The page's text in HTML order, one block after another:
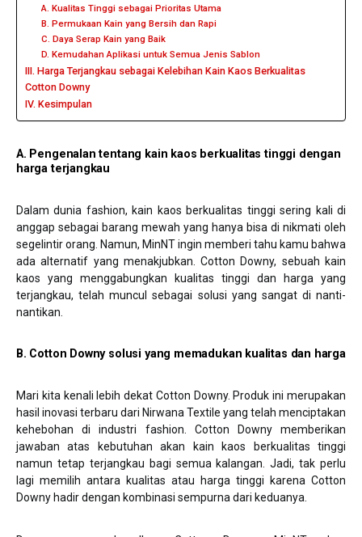
A. Kualitas Tinggi sebagai Prioritas Utama
B. Permukaan Kain yang Bersih dan Rapi
C. Daya Serap Kain yang Baik
D. Kemudahan Aplikasi untuk Semua Jenis Sablon
III. Harga Terjangkau sebagai Kelebihan Kain Kaos Berkualitas
Cotton Downy
IV. Kesimpulan
A. Pengenalan tentang kain kaos berkualitas tinggi dengan
harga terjangkau
Dalam dunia fashion, kain kaos berkualitas tinggi sering kali di
anggap sebagai barang mewah yang hanya bisa di nikmati oleh
segelintir orang. Namun, MinNT ingin memberi tahu kamu bahwa
ada alternatif yang menakjubkan. Cotton Downy, sebuah kain
kaos yang menggabungkan kualitas tinggi dan harga yang
terjangkau, telah muncul sebagai solusi yang sangat di nanti-
nantikan.
B. Cotton Downy solusi yang memadukan kualitas dan harga
Mari kita kenali lebih dekat Cotton Downy. Produk ini merupakan
hasil inovasi terbaru dari Nirwana Textile yang telah menciptakan
kehebohan di industri fashion. Cotton Downy memberikan
jawaban atas kebutuhan akan kain kaos berkualitas tinggi
namun tetap terjangkau bagi semua kalangan. Jadi, tak perlu
lagi memilih antara kualitas atau harga tinggi karena Cotton
Downy hadir dengan kombinasi sempurna dari keduanya.